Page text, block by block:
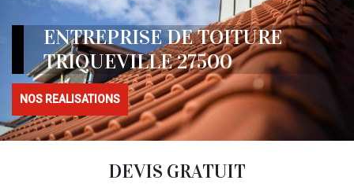
ENTREPRISE DE TOITURE
TRIQUEVILLE 27500
NOS REALISATIONS
DEVIS GRATUIT